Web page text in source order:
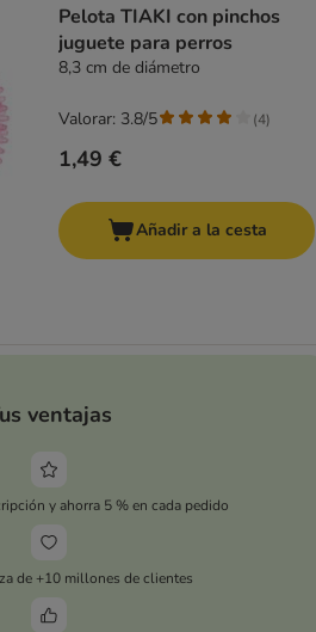
Pelota TIAKI con pinchos
juguete para perros
8,3 cm de diámetro
1,49 €
Valorar: 3.8/5 (4)
Añadir a la cesta
ventajas
y ahorra 5 % en cada pedido
de +10 millones de clientes